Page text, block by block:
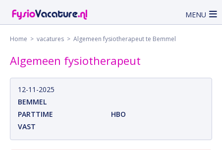
MENU
Home > vacatures > Algemeen fysiotherapeut te Bemmel
Algemeen fysiotherapeut
12-11-2025
BEMMEL
PARTTIME
HBO
VAST